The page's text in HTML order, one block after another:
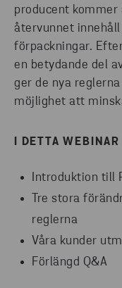
producent
återvunnet
förpackningar.
en betydande del
ger de nya
möjlighet att
I DETTA WEBINAR
Introduktion till
Tre stora
reglerna
Våra kunder
Förlängd Q&A